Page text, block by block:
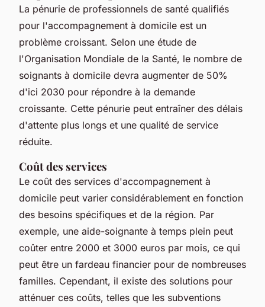
La pénurie de professionnels de santé qualifiés
pour l'accompagnement à domicile est un
problème croissant. Selon une étude de
l'Organisation Mondiale de la Santé, le nombre de
soignants à domicile devra augmenter de 50%
d'ici 2030 pour répondre à la demande
croissante. Cette pénurie peut entraîner des délais
d'attente plus longs et une qualité de service
réduite.
Coût des services
Le coût des services d'accompagnement à
domicile peut varier considérablement en fonction
des besoins spécifiques et de la région. Par
exemple, une aide-soignante à temps plein peut
coûter entre 2000 et 3000 euros par mois, ce qui
peut être un fardeau financier pour de nombreuses
familles. Cependant, il existe des solutions pour
atténuer ces coûts, telles que les subventions